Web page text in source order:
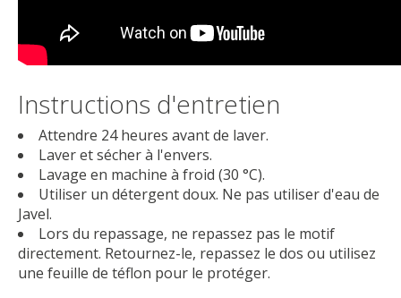
Instructions d'entretien
Attendre 24 heures avant de laver.
Laver et sécher à l'envers.
Lavage en machine à froid (30 °C).
Utiliser un détergent doux. Ne pas utiliser d'eau de
Javel.
Lors du repassage, ne repassez pas le motif
directement. Retournez-le, repassez le dos ou utilisez
une feuille de téflon pour le protéger.